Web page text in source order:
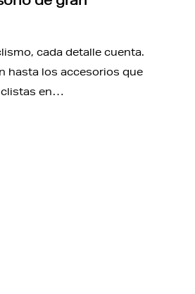
cada detalle cuenta.
hasta los accesorios que
en…